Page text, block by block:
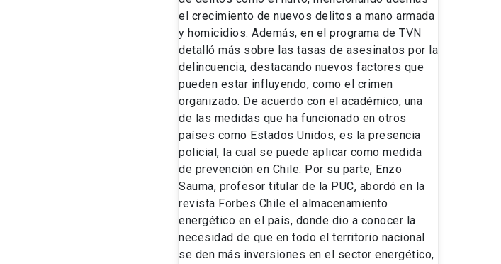
el crecimiento de nuevos delitos a mano armada
y homicidios. Además, en el programa de TVN
detalló más sobre las tasas de asesinatos por la
delincuencia, destacando nuevos factores que
pueden estar influyendo, como el crimen
organizado. De acuerdo con el académico, una
de las medidas que ha funcionado en otros
países como Estados Unidos, es la presencia
policial, la cual se puede aplicar como medida
de prevención en Chile. Por su parte, Enzo
Sauma, profesor titular de la PUC, abordó en la
revista Forbes Chile el almacenamiento
energético en el país, donde dio a conocer la
necesidad de que en todo el territorio nacional
se den más inversiones en el sector energético,